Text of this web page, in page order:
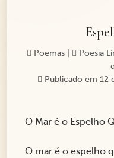
Poemas Poesia
Publicado em 12
O Mar é o Espelho
O mar é o espelho